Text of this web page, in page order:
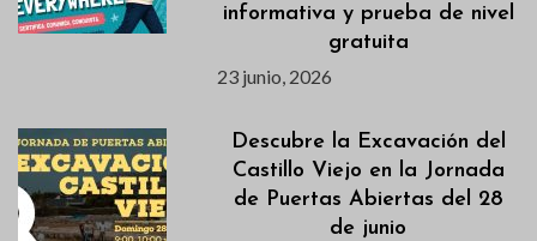
informativa y prueba de nivel
gratuita
23 junio, 2026
Descubre la Excavación del
Castillo Viejo en la Jornada
de Puertas Abiertas del 28
de junio